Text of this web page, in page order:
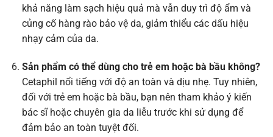
khả năng làm sạch hiệu quả mà vẫn duy trì độ ẩm và
củng cố hàng rào bảo vệ da, giảm thiểu các dấu hiệu
nhạy cảm của da.
Sản phẩm có thể dùng cho trẻ em hoặc bà bầu không?
Cetaphil nổi tiếng với độ an toàn và dịu nhẹ. Tuy nhiên,
đối với trẻ em hoặc bà bầu, bạn nên tham khảo ý kiến
bác sĩ hoặc chuyên gia da liễu trước khi sử dụng để
đảm bảo an toàn tuyệt đối.